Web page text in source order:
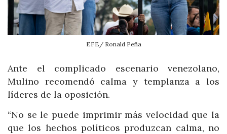
EFE/ Ronald Peña
Ante el complicado escenario venezolano,
Mulino recomendó calma y templanza a los
líderes de la oposición.
“No se le puede imprimir más velocidad que la
que los hechos políticos produzcan calma, no